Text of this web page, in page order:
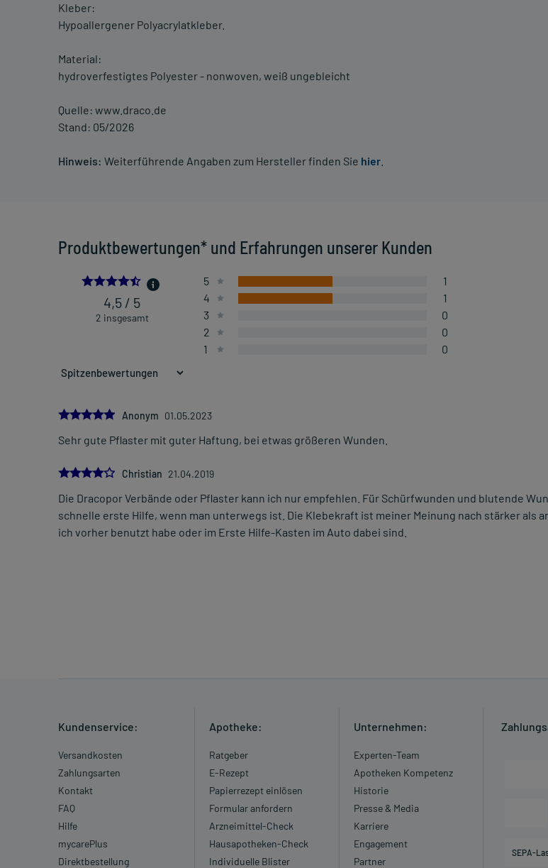
Kleber:
Hypoallergener Polyacrylatkleber.
Material:
hydroverfestigtes Polyester - nonwoven, weiß ungebleicht
Quelle: www.draco.de
Stand: 05/2026
Hinweis: Weiterführende Angaben zum Hersteller finden Sie hier
Produktbewertungen* und Erfahrungen unserer Kunden
4.5
4,5 / 5
2 insgesamt
5
1
4
1
3
0
2
0
1
0
5.0
Anonym 01.05.2023
Sehr gute Pflaster mit guter Haftung, bei etwas größeren Wunden.
4.0
Christian 21.04.2019
Die Dracopor Verbände oder Pflaster kann ich nur empfehlen. Für Schürfwunden und blutende
schnelle erste Hilfe, wenn man unterwegs ist. Die Klebekraft ist meiner Meinung nach stärker als
ich vorher benutzt habe oder im Erste Hilfe-Kasten im Auto dabei sind.
Kundenservice:
Versandkosten
Zahlungsarten
Kontakt
FAQ
Hilfe
mycarePlus
Direktbestellung
Apotheke:
Ratgeber
E-Rezept
Papierrezept einlösen
Formular anfordern
Arzneimittel-Check
Hausapotheken-Check
Individuelle Blister
Unternehmen:
Experten-Team
Apotheken Kompetenz
Historie
Presse & Media
Karriere
Engagement
Partner
SEPA-